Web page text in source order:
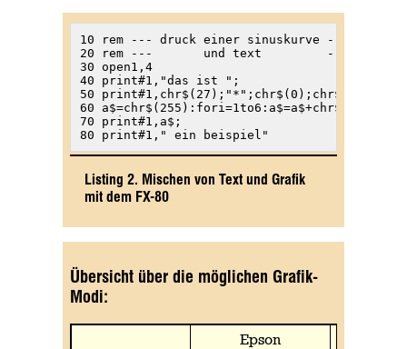
10 rem --- druck einer sinuskurve ---
20 rem ---       und text         ---
30 open1,4
40 print#1,"das ist ";
50
60
70 print#1,a$;
80 print#1," ein beispiel"
Listing 2. Mischen von Text und Grafik
mit dem FX-80
Übersicht über die möglichen Grafik-
Modi:
Epson